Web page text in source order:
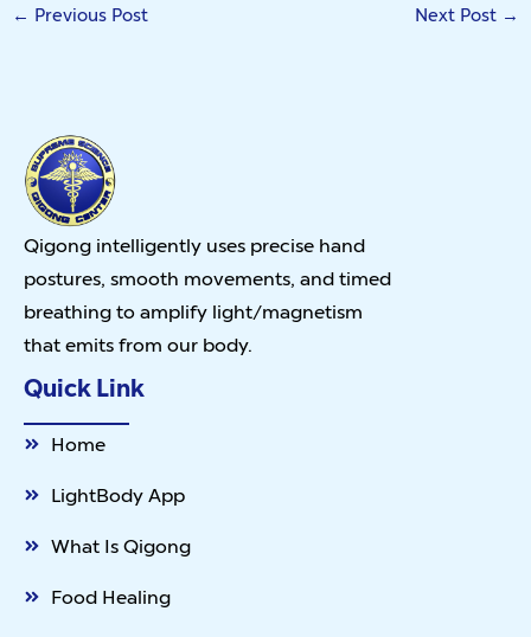
← Previous Post Next Post →
Qigong intelligently uses precise hand
postures, smooth movements, and timed
breathing to amplify light/magnetism
that emits from our body.
Quick Link
Home
LightBody App
What Is Qigong
Food Healing